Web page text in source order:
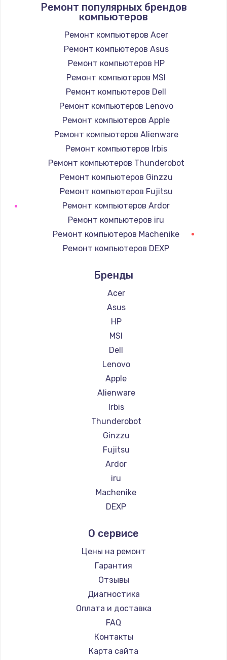
Замена / ремонт электронного модуля
Заказать
Заказать
Заказать
Замена регулятора режимов конфорки
Заказать
Замена сенсорного датчика
1300 руб.
Заказать
Замена сигнальной лампы
1200 руб.
Замена системной платы
1500 руб.
Замена температурного датчика
2500 руб.
Заказать
Замена электроконфорки
1300 руб.
Заказать
Техобслуживание
900 руб.
Заказать
Установка / подключение / демонтаж
1300 руб.
Заказать
Прошивка
Ремонт популярных брендов
компьютеров
Ремонт компьютеров Acer
Ремонт компьютеров Asus
Ремонт компьютеров HP
Ремонт компьютеров MSI
Ремонт компьютеров Dell
Ремонт компьютеров Lenovo
Ремонт компьютеров Apple
Ремонт компьютеров Alienware
Ремонт компьютеров Irbis
Ремонт компьютеров Thunderobot
Ремонт компьютеров Ginzzu
Ремонт компьютеров Fujitsu
Ремонт компьютеров Ardor
Ремонт компьютеров iru
Ремонт компьютеров Machenike
Ремонт компьютеров DEXP
Ремонт компьютеров Intel
Ремонт компьютеров CHUWI
Бренды
Acer
Asus
HP
MSI
Dell
Lenovo
Apple
Alienware
Irbis
Thunderobot
Ginzzu
Fujitsu
Ardor
iru
Machenike
DEXP
Intel
CHUWI
О сервисе
Цены на ремонт
Гарантия
Отзывы
Диагностика
Оплата и доставка
FAQ
Контакты
Карта сайта